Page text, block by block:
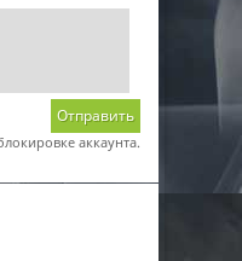
Отправить
аккаунта.